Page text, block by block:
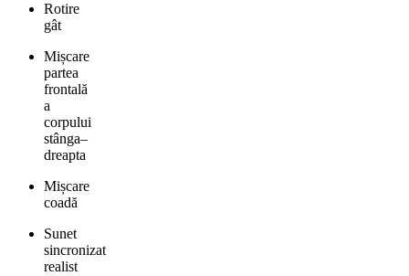
Rotire
gât
Mișcare
partea
frontală
a
corpului
stânga–
dreapta
Mișcare
coadă
Sunet
sincronizat
realist